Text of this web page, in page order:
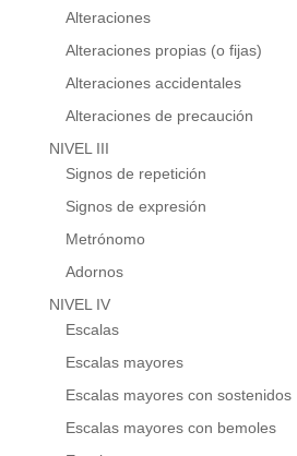
Alteraciones
Alteraciones propias (o fijas)
Alteraciones accidentales
Alteraciones de precaución
NIVEL III
Signos de repetición
Signos de expresión
Metrónomo
Adornos
NIVEL IV
Escalas
Escalas mayores
Escalas mayores con sostenidos
Escalas mayores con bemoles